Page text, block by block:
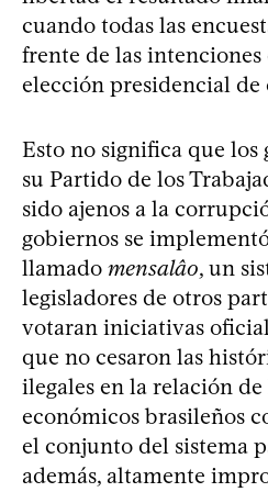
cuando todas las
frente de las
elección presidencial de
Esto no significa que los
su Partido de los
sido ajenos a la
gobiernos se
llamado mensalâo, un
legisladores de otros
votaran iniciativas
que no cesaron las
ilegales en la relación
económicos brasileños
el conjunto del sistema
además, altamente